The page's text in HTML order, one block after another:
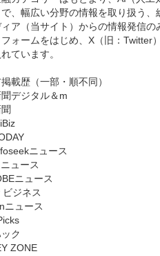
、幅広い分野の情報を取り扱う、
ア（当サイト）からの情報発信
ォームをはじめ、X（旧：Twitter
ています。
載歴（一部・順不同）
聞デジタル＆m
ニュース
ュース
ニュース
ビジネス
ニュース
ク
ZONE